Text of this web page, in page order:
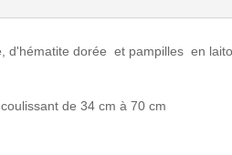
d'hématite dorée et pampilles en
de 34 cm à 70 cm